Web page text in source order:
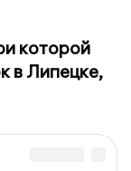
которой
в Липецке,